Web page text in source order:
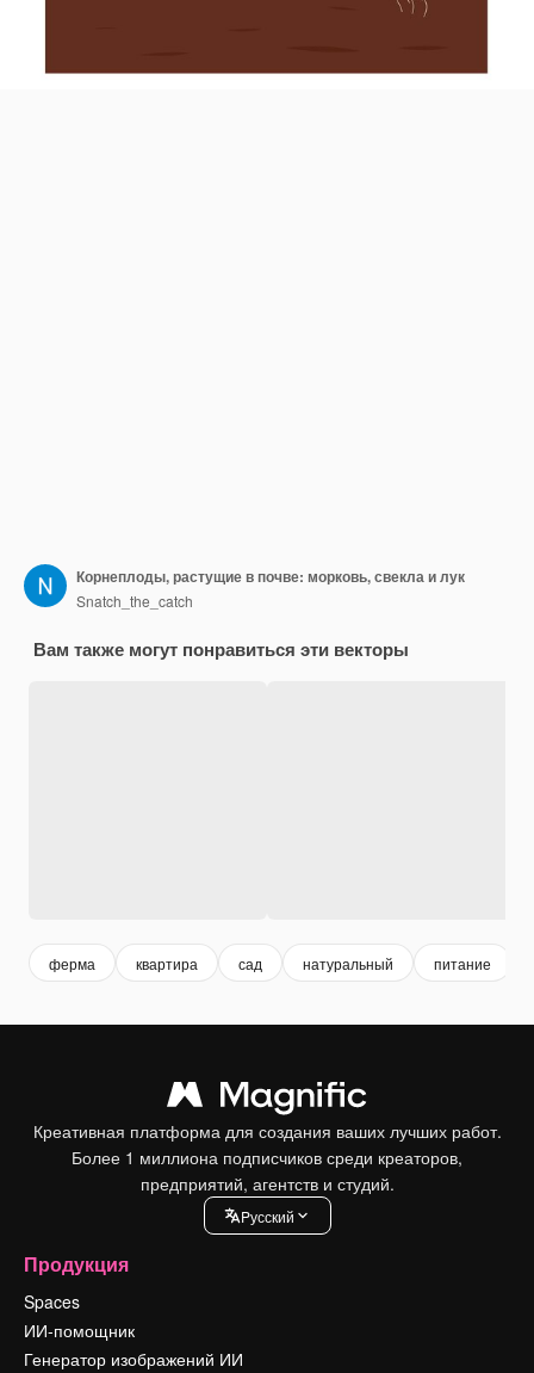
Корнеплоды, растущие в почве: морковь, свекла и лук
Snatch_the_catch
Вам также могут понравиться эти векторы
ферма квартира сад натуральный питание
Креативная платформа для создания ваших лучших работ.
Более 1 миллиона подписчиков среди креаторов,
предприятий, агентств и студий.
Pусский
Продукция
Spaces
ИИ-помощник
Генератор изображений ИИ